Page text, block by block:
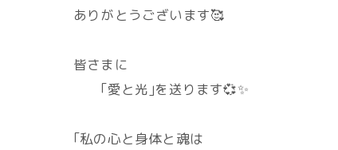
ありがとうございます🥰
皆さまに
｢愛と光｣を送ります💞✨
｢私の心と身体と魂は